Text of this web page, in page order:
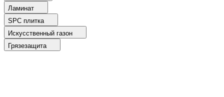
Ламинат
SPC плитка
Искусственный газон
Грязезащита